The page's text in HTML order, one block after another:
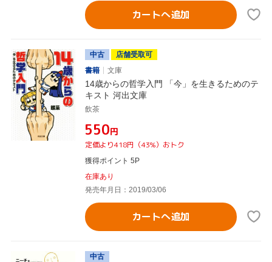
カートへ追加
中古
店舗受取可
書籍
文庫
14歳からの哲学入門 「今」を生きるためのテ
キスト 河出文庫
飲茶
¥550円
定価より418円（43%）おトク
獲得ポイント 5P
在庫あり
発売年月日：2019/03/06
カートへ追加
中古